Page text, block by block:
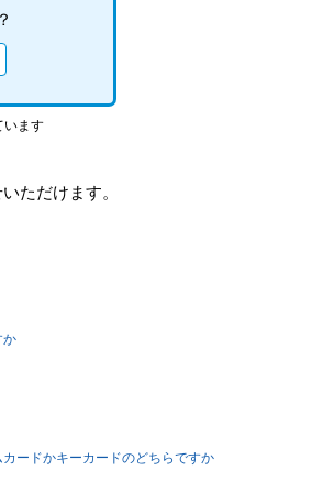
います
ただけます。
か
ードかキーカードのどちらですか